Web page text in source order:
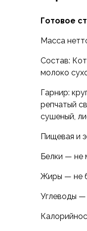
Беговые и
Пуховые
Куртки с
Жилеты
Брюки
Брюки с
Беговые и
Шорты
Термотрусы
Толстовки,
Готовое
Масса
Состав:
молоко
Гарнир:
репчатый
сушеный,
Пищевая и
Белки — не
Жиры — не
Углеводы —